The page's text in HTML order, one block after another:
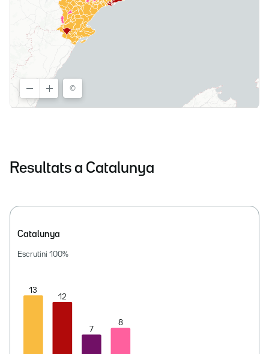
Resultats a Catalunya
Catalunya
Escrutini 100%